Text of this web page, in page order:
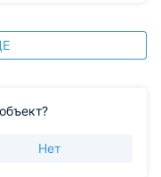
Нет